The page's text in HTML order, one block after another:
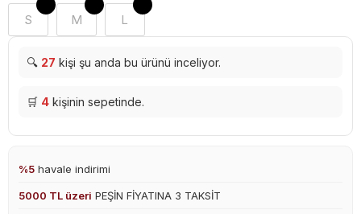
S M L
🔍 27 kişi şu anda bu ürünü inceliyor.
🛒 4 kişinin sepetinde.
%5 havale indirimi
5000 TL üzeri PEŞİN FİYATINA 3 TAKSİT